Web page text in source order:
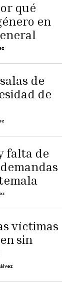
qué
en
de
de
falta de
víctimas
sin